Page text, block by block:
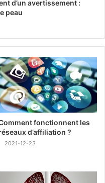
d’un avertissement :
peau
fonctionnent les
d’affiliation ?
2021-12-23